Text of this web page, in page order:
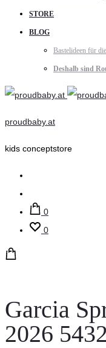
STORE
BLOG
Bastelideen für
Deshalb sind
proudbaby.at
kids conceptstore
0
0
Garcia
2026